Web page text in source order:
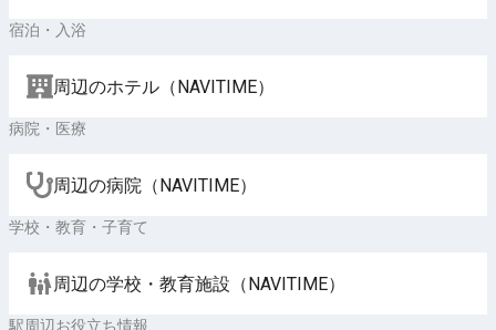
宿泊・入浴
周辺のホテル（NAVITIME）
病院・医療
周辺の病院（NAVITIME）
学校・教育・子育て
周辺の学校・教育施設（NAVITIME）
駅周辺お役立ち情報